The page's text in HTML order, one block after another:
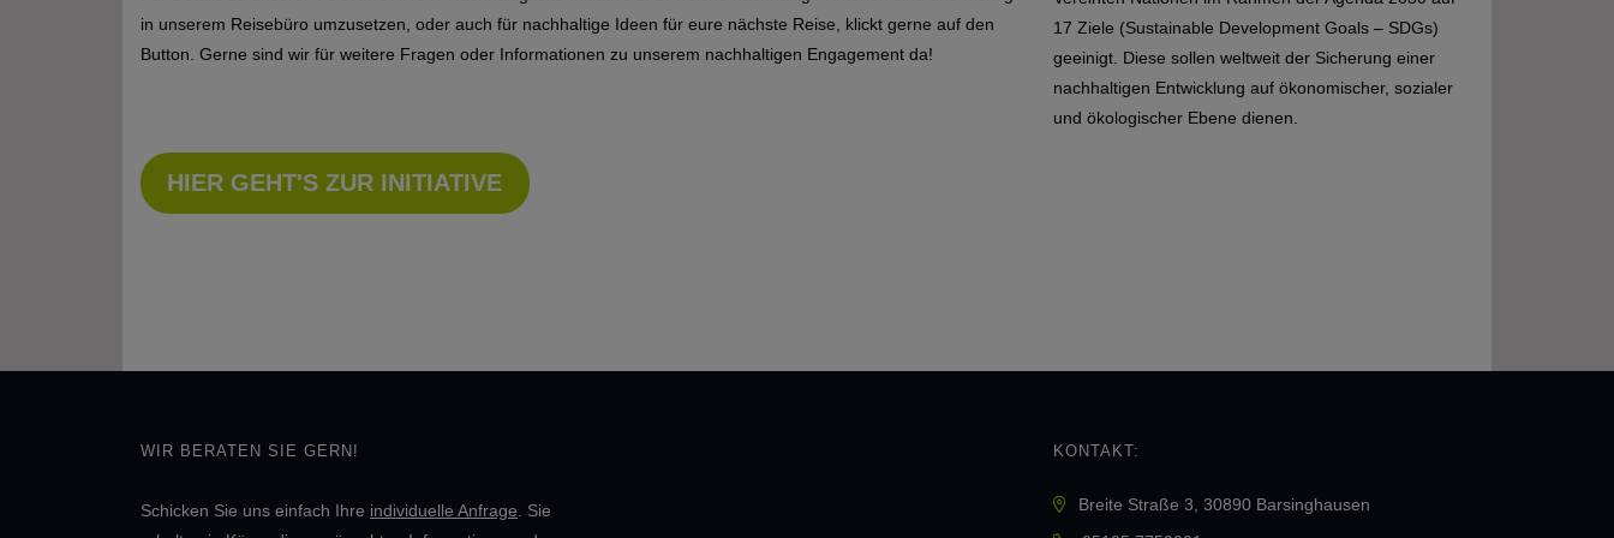
in unserem Reisebüro umzusetzen, oder auch für nachhaltige Ideen für eure nächste Reise, klickt gerne auf den
Button. Gerne sind wir für weitere Fragen oder Informationen zu unserem nachhaltigen Engagement da!
17 Ziele (Sustainable Development Goals – SDGs)
geeinigt. Diese sollen weltweit der Sicherung einer
nachhaltigen Entwicklung auf ökonomischer, sozialer
und ökologischer Ebene dienen.
HIER GEHT'S ZUR INITIATIVE
WIR BERATEN SIE GERN!
Schicken Sie uns einfach Ihre individuelle Anfrage . Sie
KONTAKT:
Breite Straße 3, 30890 Barsinghausen